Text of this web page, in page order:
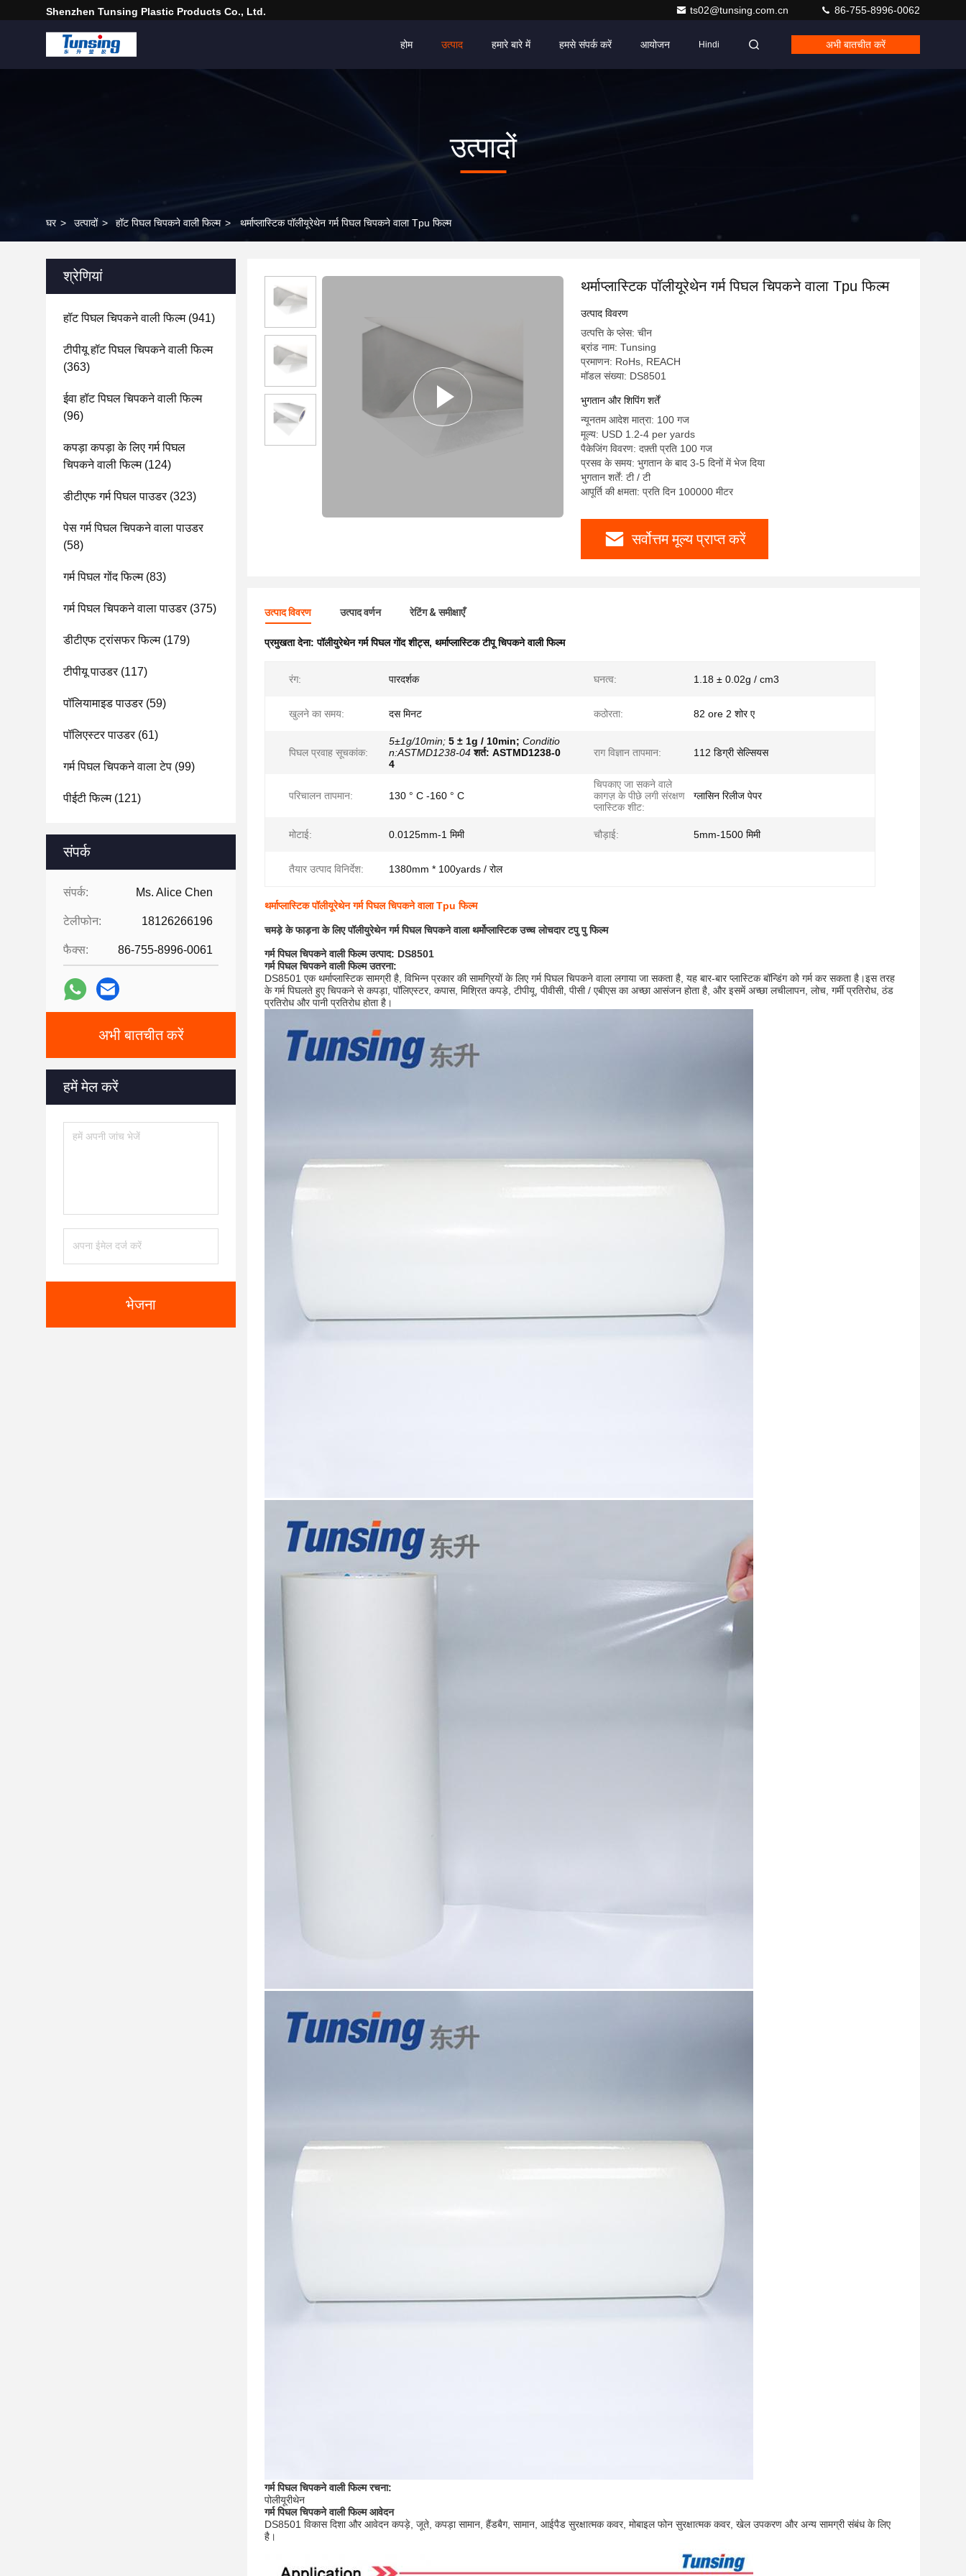
Shenzhen Tunsing Plastic Products Co., Ltd. ts02@tunsing.com.cn 86-755-8996-0062
होम उत्पाद हमारे बारे में हमसे संपर्क करें आयोजन Hindi अभी बातचीत करें
उत्पादों
घर > उत्पादों > हॉट पिघल चिपकने वाली फिल्म > थर्माप्लास्टिक पॉलीयूरेथेन गर्म पिघल चिपकने वाला Tpu फिल्म
श्रेणियां
हॉट पिघल चिपकने वाली फिल्म(941)
टीपीयू हॉट पिघल चिपकने वाली फिल्म
(363)
ईवा हॉट पिघल चिपकने वाली फिल्म
(96)
कपड़ा कपड़ा के लिए गर्म पिघल
चिपकने वाली फिल्म(124)
डीटीएफ गर्म पिघल पाउडर(323)
पेस गर्म पिघल चिपकने वाला पाउडर
(58)
गर्म पिघल गोंद फिल्म(83)
गर्म पिघल चिपकने वाला पाउडर(375)
डीटीएफ ट्रांसफर फिल्म(179)
टीपीयू पाउडर(117)
पॉलियामाइड पाउडर(59)
पॉलिएस्टर पाउडर(61)
गर्म पिघल चिपकने वाला टेप (99)
पीईटी फिल्म(121)
संपर्क
संपर्क: Ms. Alice Chen
टेलीफोन: 18126266196
फैक्स: 86-755-8996-0061
अभी बातचीत करें
हमें मेल करें
भेजना
थर्माप्लास्टिक पॉलीयूरेथेन गर्म पिघल चिपकने वाला Tpu फिल्म
उत्पाद विवरण
उत्पत्ति के प्लेस: चीन
ब्रांड नाम: Tunsing
प्रमाणन: RoHs, REACH
मॉडल संख्या: DS8501
भुगतान और शिपिंग शर्तें
न्यूनतम आदेश मात्रा: 100 गज
मूल्य: USD 1.2-4 per yards
पैकेजिंग विवरण: दफ़्ती प्रति 100 गज
प्रसव के समय: भुगतान के बाद 3-5 दिनों में भेज दिया
भुगतान शर्तें: टी / टी
आपूर्ति की क्षमता: प्रति दिन 100000 मीटर
सर्वोत्तम मूल्य प्राप्त करें
उत्पाद विवरण उत्पाद वर्णन रेटिंग & समीक्षाएँ
प्रमुखता देना:पॉलीयुरेथेन गर्म पिघल गोंद शीट्स, थर्माप्लास्टिक टीपू चिपकने वाली फिल्म
रंग: पारदर्शक घनत्व: 1.18 ± 0.02g / cm3
खुलने का समय: दस मिनट कठोरता: 82 ore 2 शोर ए
पिघल प्रवाह सूचकांक:
5±1g/10min; 5 ± 1g / 10min; Conditio
n:ASTMD1238-04 शर्त: ASTMD1238-0
4
राग विज्ञान तापमान: 112 डिग्री सेल्सियस
परिचालन तापमान: 130 ° C -160 ° C
चिपकाए जा सकने वाले
कागज़ के पीछे लगी संरक्षण
प्लास्टिक शीट:
ग्लासिन रिलीज पेपर
मोटाई: 0.0125mm-1 मिमी चौड़ाई: 5mm-1500 मिमी
तैयार उत्पाद विनिर्देश: 1380mm * 100yards / रोल
थर्माप्लास्टिक पॉलीयूरेथेन गर्म पिघल चिपकने वाला Tpu फिल्म
चमड़े के फाड़ना के लिए पॉलीयुरेथेन गर्म पिघल चिपकने वाला थर्मोप्लास्टिक उच्च लोचदार टपु पु फिल्म
गर्म पिघल चिपकने वाली फिल्म उत्पाद: DS8501
गर्म पिघल चिपकने वाली फिल्म उतरना:
DS8501 एक थर्माप्लास्टिक सामग्री है, विभिन्न प्रकार की सामग्रियों के लिए गर्म पिघल चिपकने वाला लगाया जा सकता है, यह बार-बार प्लास्टिक बॉन्डिंग को गर्म कर सकता है।इस तरह
के गर्म पिघलते हुए चिपकने से कपड़ा, पॉलिएस्टर, कपास, मिश्रित कपड़े, टीपीयू, पीवीसी, पीसी / एबीएस का अच्छा आसंजन होता है, और इसमें अच्छा लचीलापन, लोच, गर्मी प्रतिरोध, ठंड
प्रतिरोध और पानी प्रतिरोध होता है।
गर्म पिघल चिपकने वाली फिल्मरचना:
पोलीयूरीथेन
गर्म पिघल चिपकने वाली फिल्म आवेदन
DS8501 विकास दिशा और आवेदन कपड़े, जूते, कपड़ा सामान, हैंडबैग, सामान, आईपैड सुरक्षात्मक कवर, मोबाइल फोन सुरक्षात्मक कवर, खेल उपकरण और अन्य सामग्री संबंध के लिए
है।